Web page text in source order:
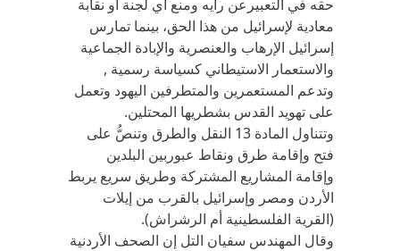
حقه في التعبيرعن رأيه ومنع أي لجنة أو نقابة
معادية لإسرائيل من هذا الحق، بينما تمارس
إسرائيل الإرهاب والعنصرية والإبادة الجماعية
والاستعمار الاستيطاني كسياسة رسمية ,
وتدعم المستعمرين والمتطرفين اليهود وتعمل
على تهويد القدس بشطريها المحتلين.
وتتناول المادة 13 النقل والطرق وتنصُّ على
فتح وإقامة طرق ونقاط عبوربين البلدين
وإقامة المشاريع المشتركة وطريق سريع يربط
الأردن ومصر وإسرائيل بالقرب من إيلات
(القرية الفلسطينية أم الرشراش).
وقال المهندس سفيان التل إن الصحف الأردنية